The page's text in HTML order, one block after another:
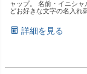
ャップ。 名前・イニシャ
どお好きな文字の名入れ
詳細を見る